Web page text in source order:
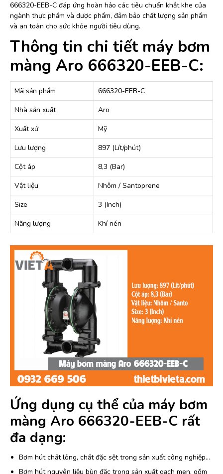
666320-EEB-C đáp ứng hoàn hảo các tiêu chuẩn khắt khe của
ngành thực phẩm và dược phẩm, đảm bảo chất lượng sản phẩm
và an toàn cho sức khỏe người tiêu dùng.
Thông tin chi tiết máy bơm
màng Aro 666320-EEB-C:
Mã sản phẩm
666320-EEB-C
Nhà sản xuất
Aro
Xuất xứ
Mỹ
Lưu lượng
897 (Lít/phút)
Cột áp
8,3 (Bar)
Vật liệu
Nhôm / Santoprene
Size
3 (Inch)
Năng lượng
Khí nén
Ứng dụng cụ thể của máy bơm
màng Aro 666320-EEB-C rất
đa dạng:
Bơm hút chất lỏng, chất đặc sệt trong sản xuất công nghiệp…
Bơm hút nguyên liệu bùn đặc trong sản xuất gạch men, gốm